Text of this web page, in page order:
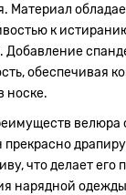
Материал
к
Добавление
обеспечивая
носке.
велюра
что делает его
нарядной